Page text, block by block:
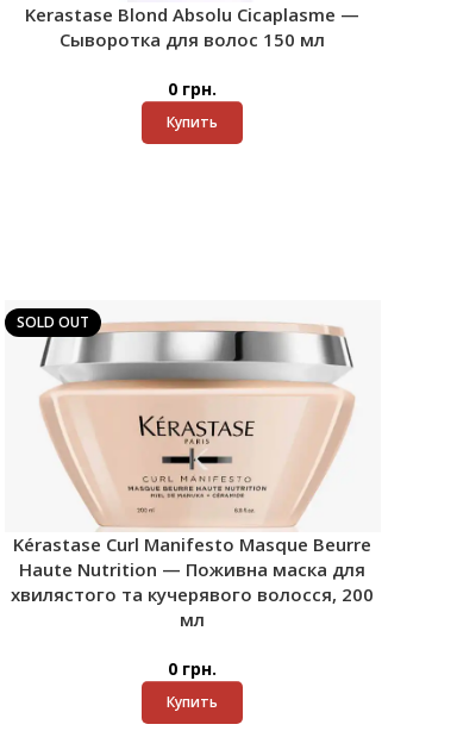
Kerastase Blond Absolu Cicaplasme —
Сыворотка для волос 150 мл
0 грн.
Купить
SOLD OUT
Kérastase Curl Manifesto Masque Beurre
Haute Nutrition — Поживна маска для
хвилястого та кучерявого волосся, 200
мл
0 грн.
Купить